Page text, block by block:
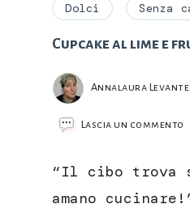
Dolci Senza
Cupcake al lime e
Annalaura
Lascia un commento
e
“Il cibo trova
amano